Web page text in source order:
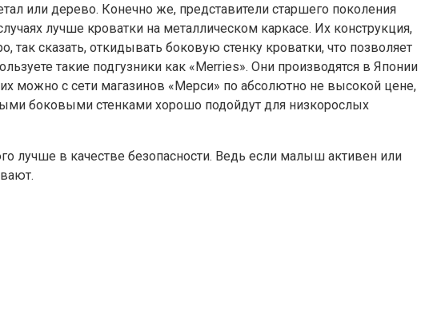
или дерево. Конечно же, представители старшего поколения
лучше кроватки на металлическом каркасе. Их конструкция,
сказать, откидывать боковую стенку кроватки, что позволяет
такие подгузники как «Merries». Они производятся в Японии
можно с сети магазинов «Мерси» по абсолютно не высокой цене,
боковыми стенками хорошо подойдут для низкорослых
лучше в качестве безопасности. Ведь если малыш активен или